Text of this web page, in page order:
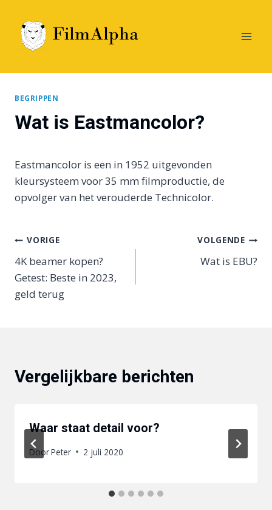
inhoud
BEGRIPPEN
Wat is Eastmancolor?
Eastmancolor is een in 1952 uitgevonden
kleursysteem voor 35 mm filmproductie, de
opvolger van het verouderde Technicolor.
Bericht
navigatie
VORIGE
4K beamer kopen?
Getest: Beste in 2023,
geld terug
VOLGENDE
Wat is EBU?
Vergelijkbare berichten
Waar staat detail voor?
DoorPeter 2 juli 2020